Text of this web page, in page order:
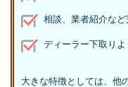
相談、業者紹介な
ディーラー下取り
大きな特徴としては、他